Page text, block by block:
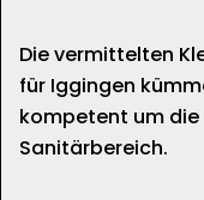
Die vermittelten
für Iggingen
kompetent um die
Sanitärbereich.